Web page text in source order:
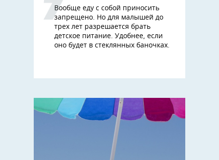
Вообще еду с собой приносить
запрещено. Но для малышей до
трех лет разрешается брать
детское питание. Удобнее, если
оно будет в стеклянных баночках.